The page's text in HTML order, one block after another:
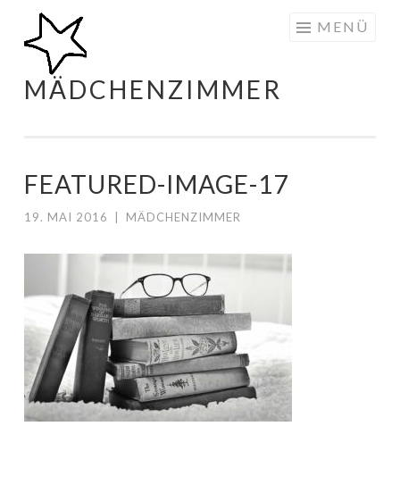
Zum
Inhalt
springen
MÄDCHENZIMMER
MENÜ
FEATURED-IMAGE-17
19. MAI 2016 MÄDCHENZIMMER